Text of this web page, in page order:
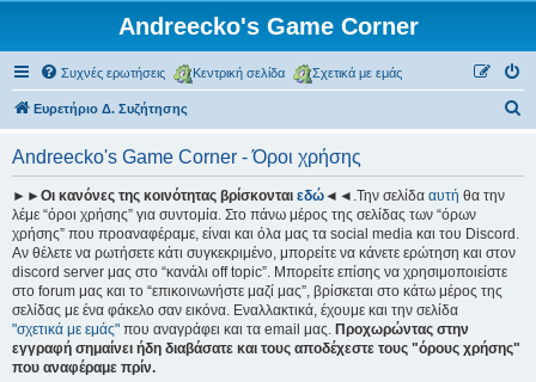
Andreecko's Game Corner
Συχνές ερωτήσεις Κεντρική σελίδα Σχετικά με εμάς
Ευρετήριο Δ. Συζήτησης
Andreecko's Game Corner - Όροι χρήσης
►►Οι κανόνες της κοινότητας βρίσκονται εδώ◄◄.Την σελίδα αυτή θα την
λέμε “όροι χρήσης” για συντομία. Στο πάνω μέρος της σελίδας των “όρων
χρήσης” που προαναφέραμε, είναι και όλα μας τα social media και του Discord.
Αν θέλετε να ρωτήσετε κάτι συγκεκριμένο, μπορείτε να κάνετε ερώτηση και στον
discord server μας στο “κανάλι off topic”. Μπορείτε επίσης να χρησιμοποιείστε
στο forum μας και το “επικοινωνήστε μαζί μας”, βρίσκεται στο κάτω μέρος της
σελίδας με ένα φάκελο σαν εικόνα. Εναλλακτικά, έχουμε και την σελίδα
"σχετικά με εμάς" που αναγράφει και τα email μας. Προχωρώντας στην
εγγραφή σημαίνει ήδη διαβάσατε και τους αποδέχεστε τους "όρους χρήσης"
που αναφέραμε πρίν.